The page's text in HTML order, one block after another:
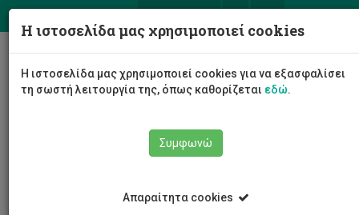
Σχολή Μηχανικής και Τεχνολογίας
Τμήμα Ηλεκτρολόγων Μηχανικών και Μηχανικών
Προσωπικό Τμήματος
Ακαδημαϊκό Προσωπικό
Ελίζα Αγγελίδου-Λοίζου
Η ιστοσελίδα μας χρησιμοποιεί cookies
Η ιστοσελίδα μας χρησιμοποιεί cookies για να εξασφαλίσει
τη σωστή λειτουργία της, όπως καθορίζεται εδώ.
Συμφωνώ
Απαραίτητα cookies